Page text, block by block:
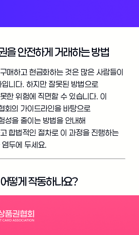
을 안전하게 거래하는 방법
매하고 현금화하는 것은 많은 사람들이
니다. 하지만 잘못된 방법으로
한 위험에 직면할 수 있습니다. 이
회의 가이드라인을 바탕으로
성을 줄이는 방법을 안내해
합법적인 절차로 이 과정을 진행하는
두에 두세요.
떻게 작동하나요?